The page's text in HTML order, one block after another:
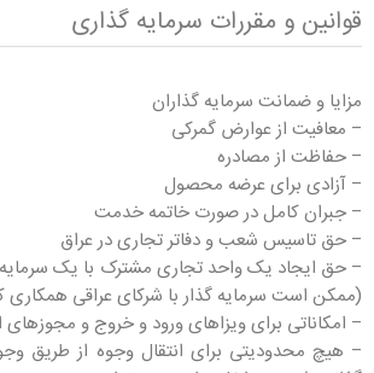
قوانین و مقررات سرمایه گذاری
مزایا و ضمانت سرمایه گذاران
– معافیت از عوارض گمرکی
– حفاظت از مصادره
– آزادی برای عرضه محصول
– جبران کامل در صورت خاتمه خدمت
– حق تاسیس شعب و دفاتر تجاری در عراق
– حق ایجاد یک واحد تجاری مشترک با یک سرمایه
(ممکن است سرمایه گذار با شرکای عراقی همکاری
– امکاناتی برای ویزاهای ورود و خروج و
– هیچ محدودیتی برای انتقال وجوه از طریق